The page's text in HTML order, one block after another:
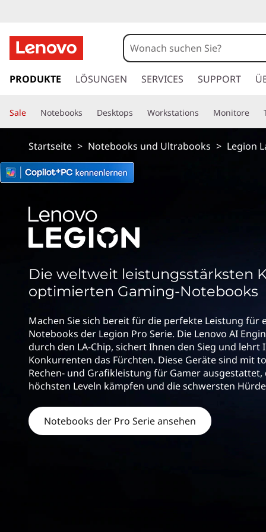
e
n
o
v
L
e
u
a
u
i
n
PRODUKTE LÖSUNGEN SERVICES SUPPORT
Sale Notebooks Desktops Workstations Monitore
Startseite > Notebooks und Ultrabooks > Legion
Die weltweit leistungsstärksten
optimierten Gaming-Notebooks
Machen Sie sich bereit für die perfekte Leistung für
Notebooks der Legion Pro Serie. Die Lenovo AI
durch den LA-Chip, sichert Ihnen den Sieg und lehrt
Konkurrenten das Fürchten. Diese Geräte sind mit
Rechen- und Grafikleistung für Gamer ausgestattet,
höchsten Leveln kämpfen und die schwersten
Notebooks der Pro Serie ansehen